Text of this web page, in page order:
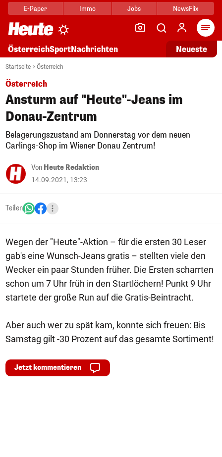
E-Paper Immo Jobs NewsFlix
ÖsterreichSportNachrichten Neueste
Startseite Österreich
Österreich
Ansturm auf "Heute"-Jeans im
Donau-Zentrum
Belagerungszustand am Donnerstag vor dem neuen
Carlings-Shop im Wiener Donau Zentrum!
Von Heute Redaktion
14.09.2021, 13:23
Teilen
Wegen der "Heute"-Aktion – für die ersten 30 Leser
gab's eine Wunsch-Jeans gratis – stellten viele den
Wecker ein paar Stunden früher. Die Ersten scharrten
schon um 7 Uhr früh in den Startlöchern! Punkt 9 Uhr
startete der große Run auf die Gratis-Beintracht.
Aber auch wer zu spät kam, konnte sich freuen: Bis
Samstag gilt -30 Prozent auf das gesamte Sortiment!
Jetzt kommentieren